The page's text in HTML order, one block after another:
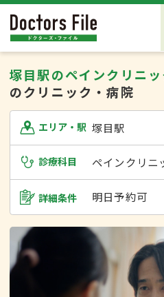
塚目駅のペインクリニ
のクリニック・病院
エリア・駅 塚目駅
診療科目 ペインクリニ
詳細条件 明日予約可